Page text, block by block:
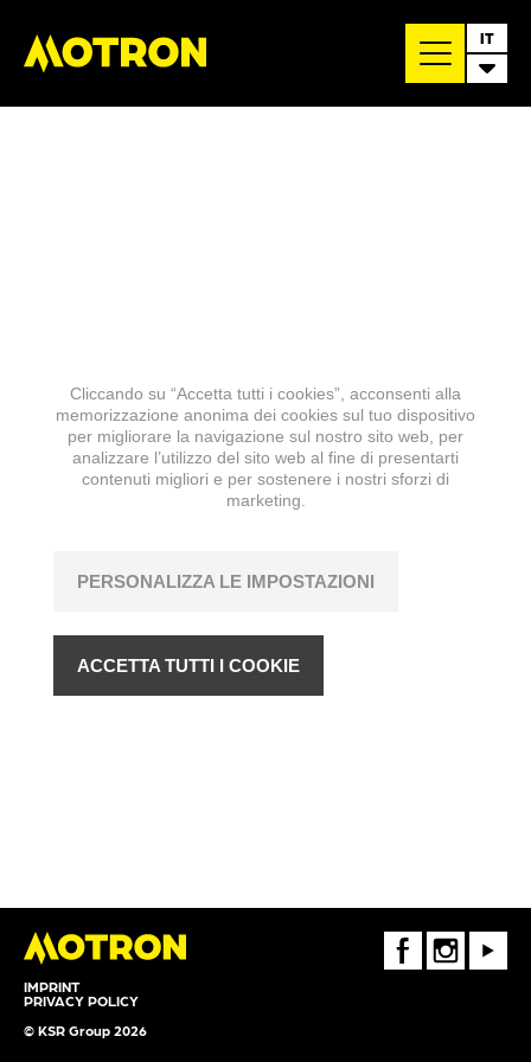
IT
IMPRINT
PRIVACY POLICY
© KSR Group 2026
FaceBookInstagramYoutube
Cliccando su “Accetta tutti i cookies”, acconsenti alla
memorizzazione anonima dei cookies sul tuo dispositivo
per migliorare la navigazione sul nostro sito web, per
analizzare l’utilizzo del sito web al fine di presentarti
contenuti migliori e per sostenere i nostri sforzi di
marketing.
PERSONALIZZA LE IMPOSTAZIONI
ACCETTA TUTTI I COOKIE